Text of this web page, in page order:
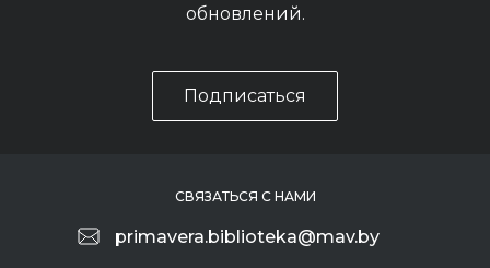
обновлений.
Подписаться
СВЯЗАТЬСЯ С НАМИ
primavera.biblioteka@mav.by